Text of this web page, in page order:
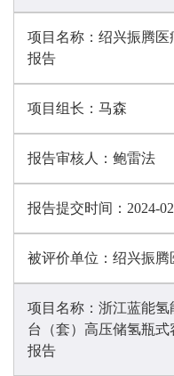
项目名称： 绍兴振腾医
报告
项目组长： 马森
报告审核人： 鲍雷法
报告提交时间： 2024-
被评价单位： 绍兴振腾
项目名称： 浙江蓝能氢
台（套）高压储氢瓶
报告